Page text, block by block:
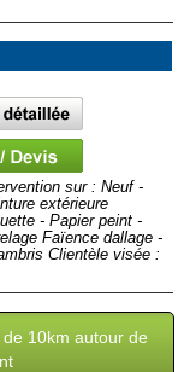
sur : Neuf -
extérieure
- Papier peint -
Faïence dallage -
Clientèle visée :
10km autour de